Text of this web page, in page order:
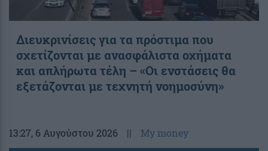
Διευκρινίσεις για τα πρόστιμα που
σχετίζονται με ανασφάλιστα οχήματα
και απλήρωτα τέλη – «Οι ενστάσεις θα
εξετάζονται με τεχνητή νοημοσύνη»
13:27, 6 Αυγούστου 2026 || My money